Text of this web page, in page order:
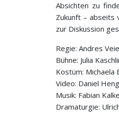
Absichten zu
Zukunft – abseits
zur Diskussion
Regie: Andres
Bühne: Julia
Kostüm: Michaela
Video: Daniel
Musik: Fabian
Dramaturgie: